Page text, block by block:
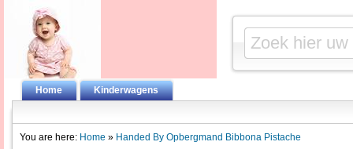
Home Kinderwagens
You are here: Home » Handed By Opbergmand Bibbona Pistache